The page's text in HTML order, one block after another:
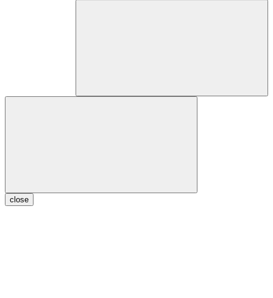
close